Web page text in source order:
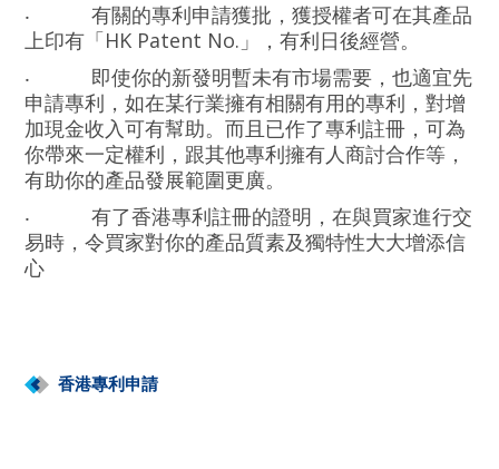
‧
有關的專利申請獲批，獲授權者可在其產品
上印有「HK Patent No.」，有利日後經營。
‧
即使你的新發明暫未有市場需要，也適宜先
申請專利，如在某行業擁有相關有用的專利，對增
加現金收入可有幫助。而且已作了專利註冊，可為
你帶來一定權利，跟其他專利擁有人商討合作等，
有助你的產品發展範圍更廣。
‧
有了香港專利註冊的證明，在與買家進行交
易時，令買家對你的產品質素及獨特性大大增添信
心
香港專利申請